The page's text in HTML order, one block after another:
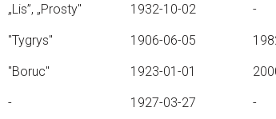
„Lis”, „Prosty" 1932-10-02 -
"Tygrys" 1906-06-05
"Boruc" 1923-01-01
- 1927-03-27 -